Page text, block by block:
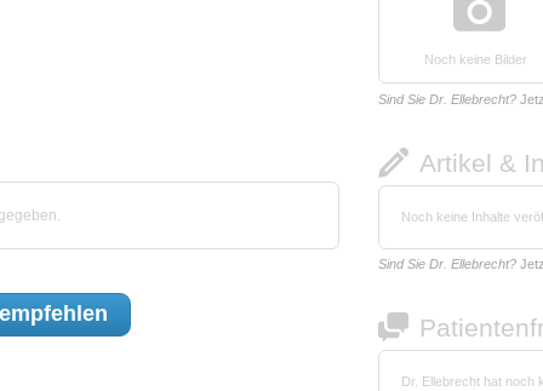
Noch keine Bilder
Sind Sie Dr. Ellebrecht?
Artikel &
Noch keine Inhalte
Sind Sie Dr. Ellebrecht?
Dr. Ellebrecht hat noch